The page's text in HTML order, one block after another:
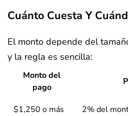
Cuánto Cuesta Y
El monto depende del
y la regla es sencilla:
Monto del
pago
$1,250 o más
2% del